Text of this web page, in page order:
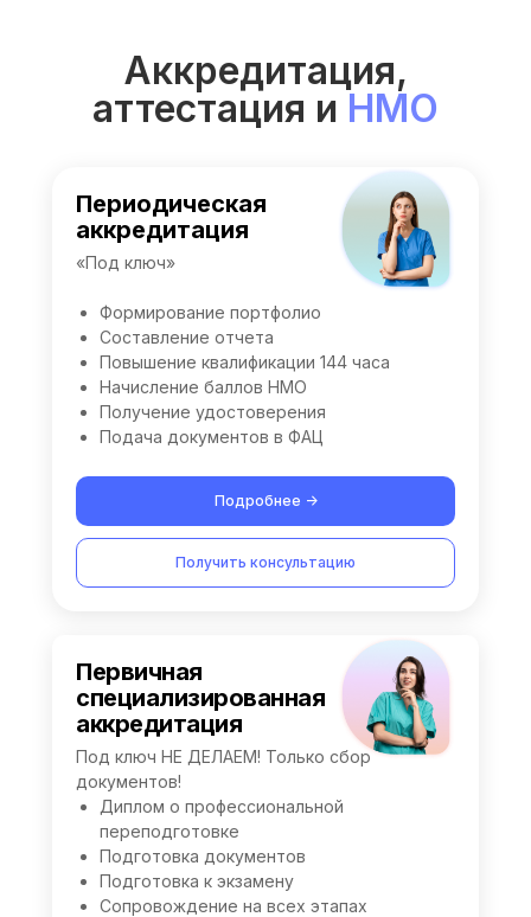
Аккредитация,
аттестация и НМО
Первичная
специализированная
аккредитация
Под ключ НЕ ДЕЛАЕМ! Только сбор
документов!
Диплом о профессиональной
переподготовке
Подготовка документов
Подготовка к экзамену
Сопровождение на всех этапах
Периодическая
аккредитация
«Под ключ»
Формирование портфолио
Составление отчета
Повышение квалификации 144 часа
Начисление баллов НМО
Получение удостоверения
Подача документов в ФАЦ
Подробнее ->
Получить консультацию